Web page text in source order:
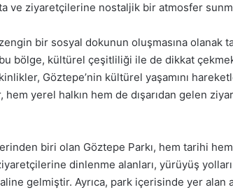
ve ziyaretçilerine nostaljik bir atmosfer
bir sosyal dokunun oluşmasına olanak
bu bölge, kültürel çeşitliliği ile de dikkat
Göztepe’nin kültürel yaşamını
hem yerel halkın hem de dışarıdan gelen
biri olan Göztepe Parkı, hem tarihi
dinlenme alanları, yürüyüş
gelmiştir. Ayrıca, park içerisinde yer alan